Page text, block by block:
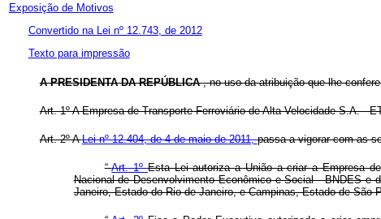
Exposição de Motivos
Convertido na Lei nº 12.743, de 2012
Texto para impressão
A PRESIDENTA DA REPÚBLICA, no uso da atribuição que lhe
Art. 1º A Empresa de Transporte Ferroviário de Alta Velocidade S.A. -
Art. 2º ALei nº 12.404, de 4 de maio de 2011,passa a vigorar com as
“Art. 1ºEsta Lei autoriza a União a criar a Empresa
Nacional de Desenvolvimento Econômico e Social - BNDES e
Janeiro, Estado do Rio de Janeiro, e Campinas, Estado de São